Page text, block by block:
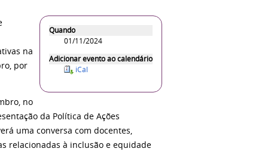
Quando
01/11/2024
Adicionar evento ao calendário
iCal
na
por
no
da Política de Ações
uma conversa com docentes,
relacionadas à inclusão e equidade